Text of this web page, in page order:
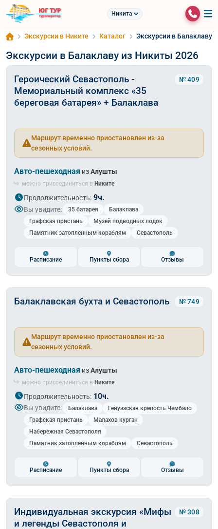
Никита
Экскурсии в Никите Каталог Экскурсии в Балаклаву
Экскурсии в Балаклаву из Никиты 2026
Героический Севастополь -
Мемориальный комплекс «35
береговая батарея» + Балаклава
№ 409
Маршрут временно приостановлен из-за
сезонных условий.
Авто-пешеходная изАлушты
можно присоединиться в Никите
Продолжительность: 9ч.
Вы увидите: 35 батарея
Балаклава
Графская пристань
Музей подводных лодок
Памятник затопленным кораблям
Севастополь
Расписание Пункты сбора Отзывы
Балаклавская бухта и Севастополь № 749
Маршрут временно приостановлен из-за
сезонных условий.
Авто-пешеходная изАлушты
можно присоединиться в Никите
Продолжительность: 10ч.
Вы увидите: Балаклава
Генуэзская крепость Чембало
Графская пристань
Малахов курган
Набережная Севастополя
Памятник затопленным кораблям
Севастополь
Расписание Пункты сбора Отзывы
Индивидуальная экскурсия «Мифы
и легенды Севастополя и
№ 308